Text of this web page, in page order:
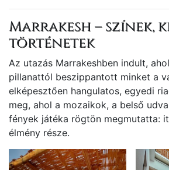
Marrakesh – színek,
történetek
Az utazás Marrakeshben indult,
pillanattól beszippantott minket a
elképesztően hangulatos, egyedi
meg, ahol a mozaikok, a belső
fények játéka rögtön megmutatta:
élmény része.